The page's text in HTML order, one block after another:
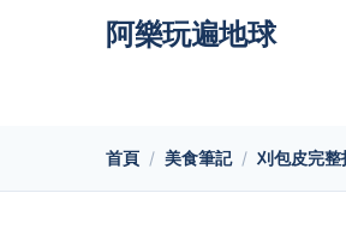
阿樂玩遍地球
首頁 美食筆記 刈包皮完